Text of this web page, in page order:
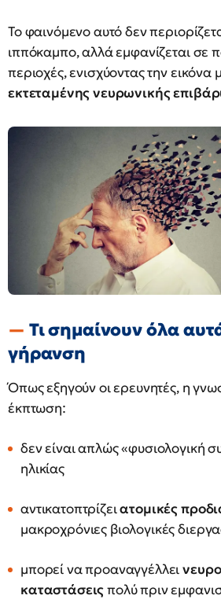
Το φαινόμενο αυτό δεν
ιππόκαμπο, αλλά εμφανίζεται σε
περιοχές, ενισχύοντας την εικόνα
εκτεταμένης νευρωνικής
Τι σημαίνουν όλα
γήρανση
Όπως εξηγούν οι ερευνητές, η
έκπτωση:
δεν είναι απλώς «φυσιολογική
ηλικίας
αντικατοπτρίζειατομικές
μακροχρόνιες βιολογικές
μπορεί να προαναγγέλλει
καταστάσειςπολύ πριν